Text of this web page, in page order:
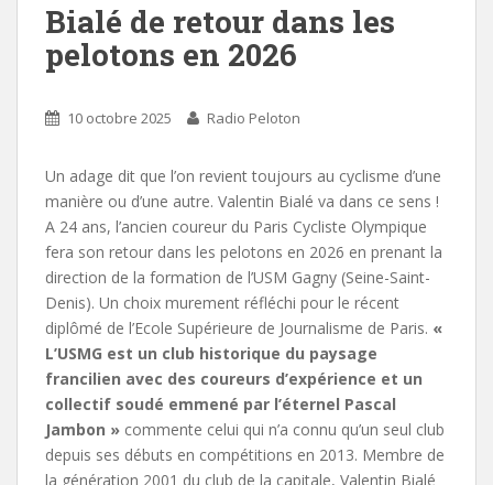
Bialé de retour dans les
pelotons en 2026
10 octobre 2025 Radio Peloton
Un adage dit que l’on revient toujours au cyclisme d’une
manière ou d’une autre. Valentin Bialé va dans ce sens !
A 24 ans, l’ancien coureur du Paris Cycliste Olympique
fera son retour dans les pelotons en 2026 en prenant la
direction de la formation de l’USM Gagny (Seine-Saint-
Denis). Un choix murement réfléchi pour le récent
diplômé de l’Ecole Supérieure de Journalisme de Paris. «
L’USMG est un club historique du paysage
francilien avec des coureurs d’expérience et un
collectif soudé emmené par l’éternel Pascal
Jambon » commente celui qui n’a connu qu’un seul club
depuis ses débuts en compétitions en 2013. Membre de
la génération 2001 du club de la capitale, Valentin Bialé